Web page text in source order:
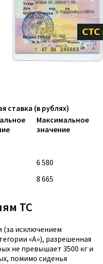
ставка (в рублях)
Максимальное
значение
6 580
8 665
ТС
(за исключением
«A»), разрешенная
не превышает 3500 кг и
помимо сиденья